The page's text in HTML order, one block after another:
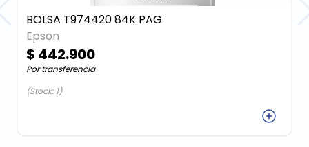
BOLSA T974420 84K PAG
Epson
$ 442.900
Por transferencia
(Stock: 1)